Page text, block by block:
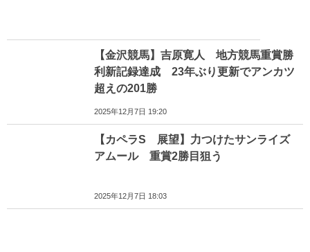
【金沢競馬】吉原寛人 地方競馬重賞勝
利新記録達成 23年ぶり更新でアンカツ
超えの201勝
2025年12月7日 19:20
【カペラS 展望】力つけたサンライズ
アムール 重賞2勝目狙う
2025年12月7日 18:03